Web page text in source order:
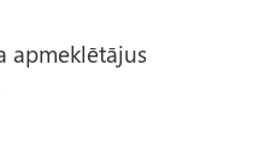
apmeklētājus